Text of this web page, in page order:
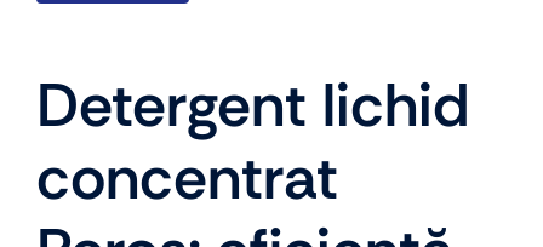
Detergent lichid
concentrat